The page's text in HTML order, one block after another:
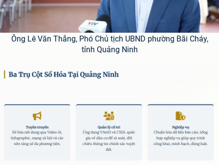
Ông Lê Văn Thắng, Phó Chủ tịch UBND phường Bãi Cháy,
tỉnh Quảng Ninh